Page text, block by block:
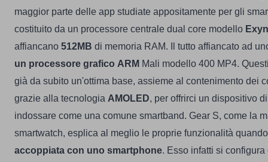
maggior parte delle app studiate appositamente per gli
costituito da un processore centrale dual core modello
affiancano 512MB di memoria RAM. Il tutto affiancato ad
un processore grafico ARM Mali modello 400 MP4.
già da subito un'ottima base, assieme al contenimento dei
grazie alla tecnologia AMOLED, per offrirci un dispositivo
indossare come una comune smartband. Gear S, come la
smartwatch, esplica al meglio le proprie funzionalità
accoppiata con uno smartphone. Esso infatti si